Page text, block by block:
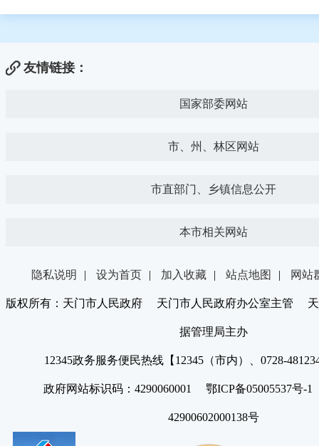
友情链接：
国家部委网站
市、州、林区网站
市直部门、乡镇信息公开
本市相关网站
隐私说明 | 设为首页 | 加入收藏 | 站点地图 | 网站
版权所有：天门市人民政府 天门市人民政府办公室主管 天
据管理局主办
12345政务服务便民热线【12345（市内）、0728-
政府网站标识码：4290060001 鄂ICP备05005537号
42900602000138号